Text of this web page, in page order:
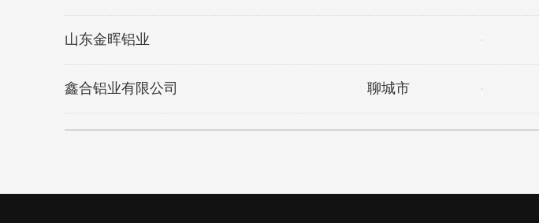
山东金晖铝业
鑫合铝业有限公司 聊城市